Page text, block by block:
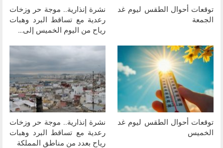
توقعات أحوال الطقس ليوم غد
الجمعة
نشرة إنذارية.. موجة حر وزخات
رعدية مع تساقط البرد وهبات
رياح من اليوم الخميس إلى…
توقعات أحوال الطقس ليوم غد
الخميس
نشرة إنذارية.. موجة حر وزخات
رعدية مع تساقط البرد وهبات
رياح بعدد من مناطق المملكة